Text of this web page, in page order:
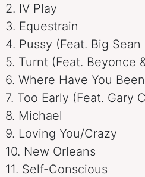
2. IV Play
3. Equestrain
4. Pussy (Feat. Big Sean
5. Turnt (Feat. Beyonce
6. Where Have You
7. Too Early (Feat. Gary
8. Michael
9. Loving You/Crazy
10. New Orleans
11. Self-Conscious